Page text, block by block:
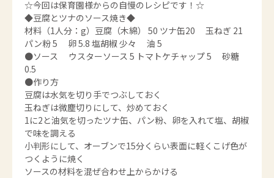
☆今回は保育園様からの自慢のレシピです！☆
◆豆腐とツナのソース焼き◆
材料（1人分：g）豆腐（木綿） 50 ツナ缶20 玉ねぎ 21
パン粉 5 卵 5.8 塩胡椒 少々 油 5
●ソース ウスターソース 5 トマトケチャップ 5 砂糖
0.5
●作り方
豆腐は水気を切り手でつぶしておく
玉ねぎは微塵切りにして、炒めておく
1に2と油気を切ったツナ缶、パン粉、卵を入れて塩、胡椒
で味を調える
小判形にして、オーブンで15分くらい表面に軽くこげ色が
つくように焼く
ソースの材料を混ぜ合わせ上からかける